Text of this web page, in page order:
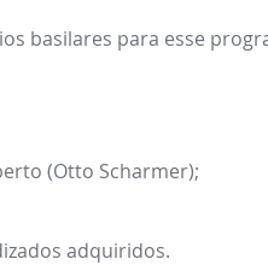
basilares para esse
(Otto Scharmer);
adquiridos.